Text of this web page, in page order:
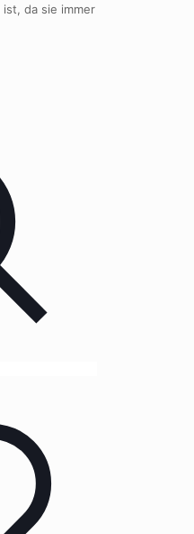
da sie immer